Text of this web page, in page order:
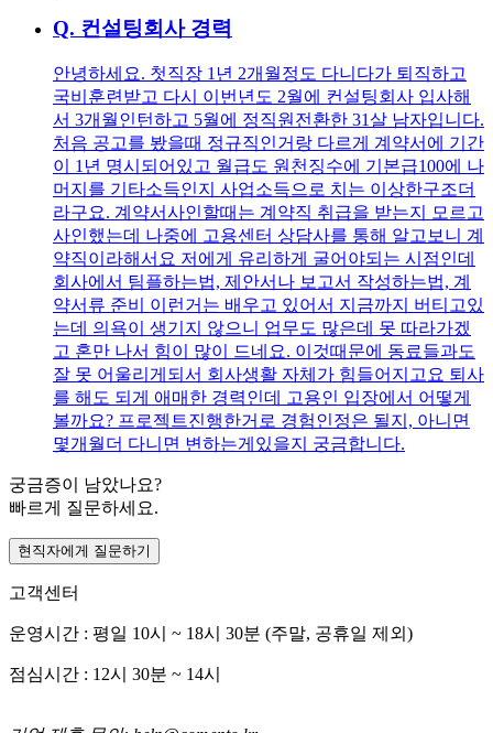
Q. 컨설팅회사 경력
안녕하세요. 첫직장 1년 2개월정도 다니다가 퇴직하고
국비훈련받고 다시 이번년도 2월에 컨설팅회사 입사해
서 3개월인턴하고 5월에 정직원전환한 31살 남자입니다.
처음 공고를 봤을때 정규직인거랑 다르게 계약서에 기간
이 1년 명시되어있고 월급도 원천징수에 기본급100에 나
머지를 기타소득인지 사업소득으로 치는 이상한구조더
라구요. 계약서사인할때는 계약직 취급을 받는지 모르고
사인했는데 나중에 고용센터 상담사를 통해 알고보니 계
약직이라해서요 저에게 유리하게 굴어야되는 시점인데
회사에서 팀플하는법, 제안서나 보고서 작성하는법, 계
약서류 준비 이런거는 배우고 있어서 지금까지 버티고있
는데 의욕이 생기지 않으니 업무도 많은데 못 따라가겠
고 혼만 나서 힘이 많이 드네요. 이것때문에 동료들과도
잘 못 어울리게되서 회사생활 자체가 힘들어지고요 퇴사
를 해도 되게 애매한 경력인데 고용인 입장에서 어떻게
볼까요? 프로젝트진행한거로 경험인정은 될지, 아니면
몇개월더 다니면 변하는게있을지 궁금합니다.
궁금증이 남았나요?
빠르게 질문하세요.
현직자에게 질문하기
고객센터
운영시간 : 평일 10시 ~ 18시 30분 (주말, 공휴일 제외)
점심시간 : 12시 30분 ~ 14시